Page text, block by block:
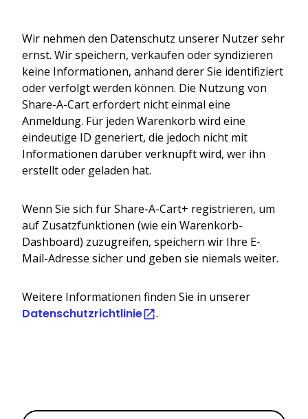
Wir nehmen den Datenschutz unserer Nutzer sehr
ernst. Wir speichern, verkaufen oder syndizieren
keine Informationen, anhand derer Sie identifiziert
oder verfolgt werden können. Die Nutzung von
Share-A-Cart erfordert nicht einmal eine
Anmeldung. Für jeden Warenkorb wird eine
eindeutige ID generiert, die jedoch nicht mit
Informationen darüber verknüpft wird, wer ihn
erstellt oder geladen hat.
Wenn Sie sich für Share-A-Cart+ registrieren, um
auf Zusatzfunktionen (wie ein Warenkorb-
Dashboard) zuzugreifen, speichern wir Ihre E-
Mail-Adresse sicher und geben sie niemals weiter.
Weitere Informationen finden Sie in unserer
Datenschutzrichtlinie .